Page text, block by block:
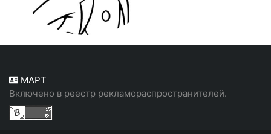
МАРТ
Включено в реестр рекламораспространителей.